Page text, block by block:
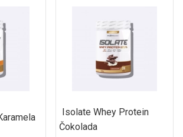
Isolate Whey Protein
Čokolada